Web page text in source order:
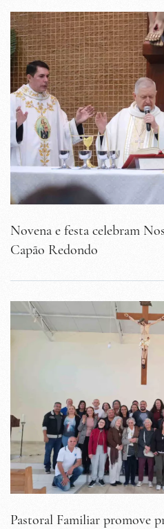
Novena e festa celebram
Capão Redondo
Pastoral Familiar promove